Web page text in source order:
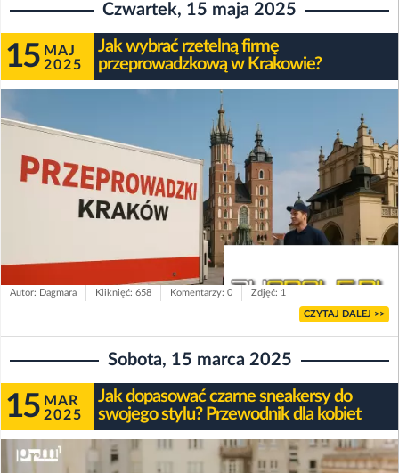
Czwartek, 15 maja 2025
15 MAJ
2025
Jak wybrać rzetelną firmę
przeprowadzkową w Krakowie?
Autor: Dagmara Kliknięć: 658 Komentarzy: 0 Zdjęć: 1
CZYTAJ DALEJ >>
Sobota, 15 marca 2025
15 MAR
2025
Jak dopasować czarne sneakersy do
swojego stylu? Przewodnik dla kobiet